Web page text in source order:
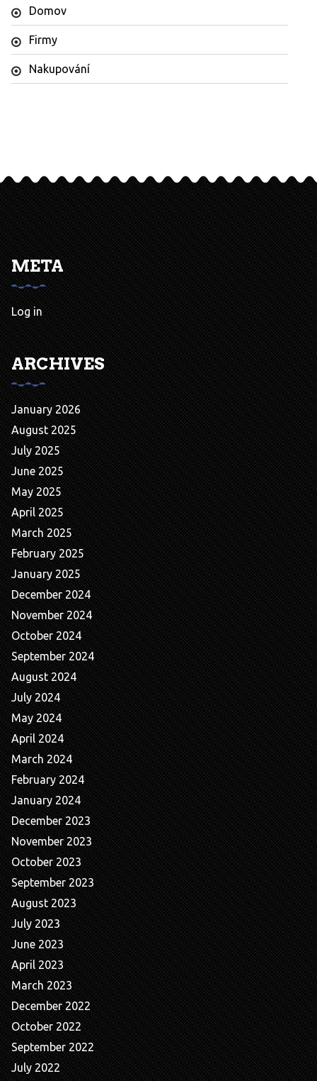
Domov
Firmy
Nakupování
META
Log in
ARCHIVES
January 2026
August 2025
July 2025
June 2025
May 2025
April 2025
March 2025
February 2025
January 2025
December 2024
November 2024
October 2024
September 2024
August 2024
July 2024
May 2024
April 2024
March 2024
February 2024
January 2024
December 2023
November 2023
October 2023
September 2023
August 2023
July 2023
June 2023
April 2023
March 2023
December 2022
October 2022
September 2022
July 2022